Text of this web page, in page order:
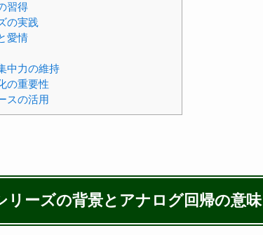
習得
の実践
愛情
中力の維持
の重要性
スの活用
リーズの背景とアナログ回帰の意味